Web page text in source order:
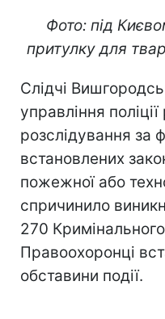
Фото: під
притулку для
Слідчі
управління
розслідування за
встановлених
пожежної або
спричинило
270
Правоохоронці
обставини події.